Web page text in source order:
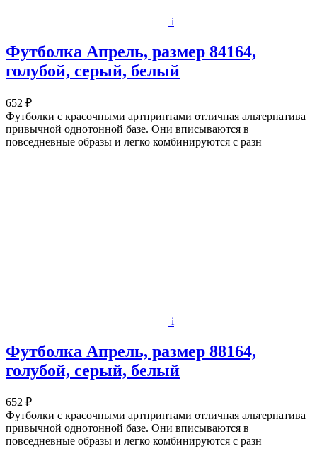
i
Футболка Апрель, размер 84164,
голубой, серый, белый
652 ₽
Футболки с красочными артпринтами отличная альтернатива
привычной однотонной базе. Они вписываются в
повседневные образы и легко комбинируются с разн
i
Футболка Апрель, размер 88164,
голубой, серый, белый
652 ₽
Футболки с красочными артпринтами отличная альтернатива
привычной однотонной базе. Они вписываются в
повседневные образы и легко комбинируются с разн